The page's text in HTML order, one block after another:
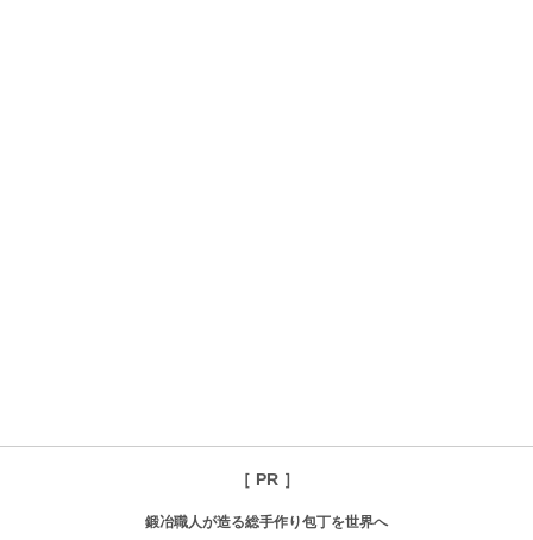
［ PR ］
鍛冶職人が造る総手作り包丁を世界へ